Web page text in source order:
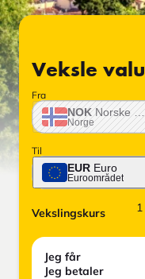
Veksle
Fra
NOK Norske
Norge
Til
EUR Euro
Euroområdet
Vekslingskurs 1
Jeg får
Jeg betaler